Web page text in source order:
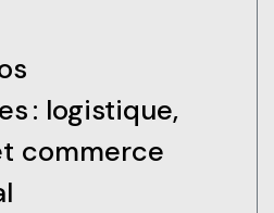
: logistique,
commerce